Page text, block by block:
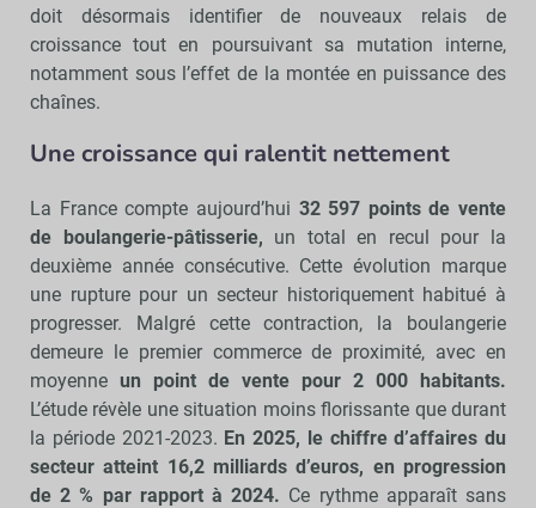
doit désormais identifier de nouveaux relais de
croissance tout en poursuivant sa mutation interne,
notamment sous l’effet de la montée en puissance des
chaînes.
Une croissance qui ralentit nettement
La France compte aujourd’hui 32 597 points de vente
de boulangerie-pâtisserie, un total en recul pour la
deuxième année consécutive. Cette évolution marque
une rupture pour un secteur historiquement habitué à
progresser. Malgré cette contraction, la boulangerie
demeure le premier commerce de proximité, avec en
moyenne un point de vente pour 2 000 habitants.
L’étude révèle une situation moins florissante que durant
la période 2021-2023. En 2025, le chiffre d’affaires du
secteur atteint 16,2 milliards d’euros, en progression
de 2 % par rapport à 2024. Ce rythme apparaît sans